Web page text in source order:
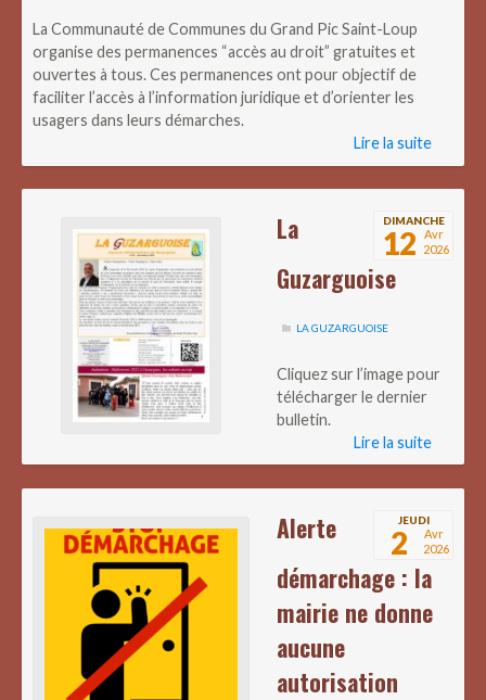
La Communauté de Communes du Grand Pic Saint-Loup
organise des permanences “accès au droit” gratuites et
ouvertes à tous. Ces permanences ont pour objectif de
faciliter l’accès à l’information juridique et d’orienter les
usagers dans leurs démarches.
Lire la suite
DIMANCHE
12
Avr
2026
La
Guzarguoise
LA GUZARGUOISE
Cliquez sur l’image pour
télécharger le dernier
bulletin.
Lire la suite
JEUDI
2
Avr
2026
Alerte
démarchage : la
mairie ne donne
aucune
autorisation